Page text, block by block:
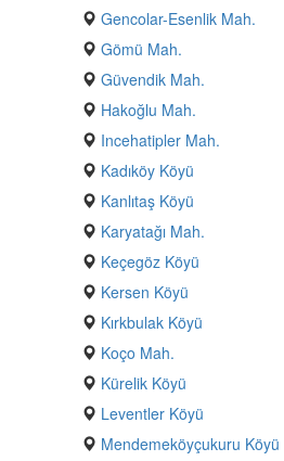
Gencolar-Esenlik Mah.
Gömü Mah.
Güvendik Mah.
Hakoğlu Mah.
Incehatipler Mah.
Kadıköy Köyü
Kanlıtaş Köyü
Karyatağı Mah.
Keçegöz Köyü
Kersen Köyü
Kırkbulak Köyü
Koço Mah.
Kürelik Köyü
Leventler Köyü
Mendemeköyçukuru Köyü